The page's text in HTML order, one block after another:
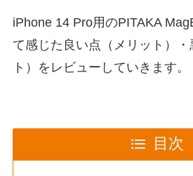
iPhone 14 Pro用のPITAKA
て感じた良い点（メリット）
ト）をレビューしていきます。
目次